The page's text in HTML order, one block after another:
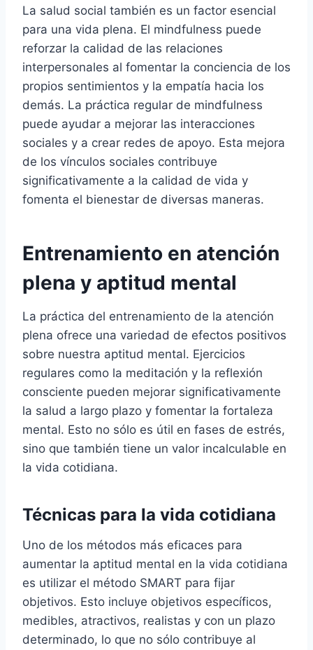
La salud social también es un factor esencial
para una vida plena. El mindfulness puede
reforzar la calidad de las relaciones
interpersonales al fomentar la conciencia de los
propios sentimientos y la empatía hacia los
demás. La práctica regular de mindfulness
puede ayudar a mejorar las interacciones
sociales y a crear redes de apoyo. Esta mejora
de los vínculos sociales contribuye
significativamente a la calidad de vida y
fomenta el bienestar de diversas maneras.
Entrenamiento en atención
plena y aptitud mental
La práctica del entrenamiento de la atención
plena ofrece una variedad de efectos positivos
sobre nuestra aptitud mental. Ejercicios
regulares como la meditación y la reflexión
consciente pueden mejorar significativamente
la salud a largo plazo y fomentar la fortaleza
mental. Esto no sólo es útil en fases de estrés,
sino que también tiene un valor incalculable en
la vida cotidiana.
Técnicas para la vida cotidiana
Uno de los métodos más eficaces para
aumentar la aptitud mental en la vida cotidiana
es utilizar el método SMART para fijar
objetivos. Esto incluye objetivos específicos,
medibles, atractivos, realistas y con un plazo
determinado, lo que no sólo contribuye al